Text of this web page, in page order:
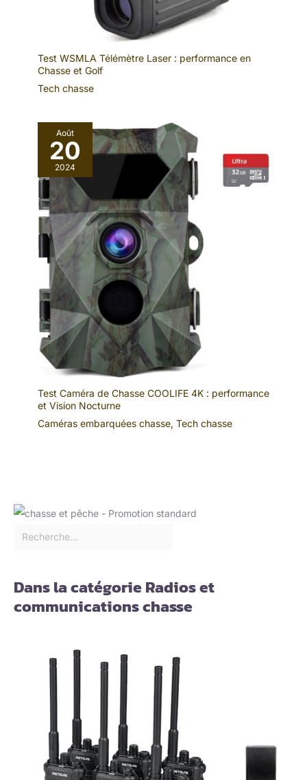
Test WSMLA Télémètre Laser : performance en
Chasse et Golf
Tech chasse
Août
20
2024
Test Caméra de Chasse COOLIFE 4K : performance
et Vision Nocturne
Caméras embarquées chasse, Tech chasse
Dans la catégorie Radios et
communications chasse